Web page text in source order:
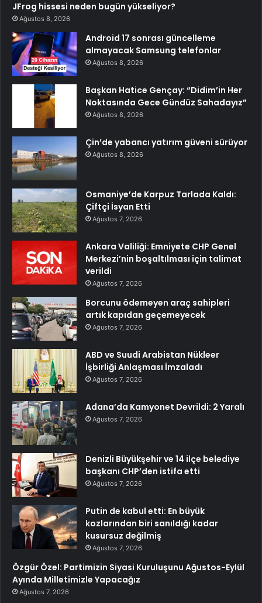
JFrog hissesi neden bugün yükseliyor?
Ağustos 8, 2026
Android 17 sonrası güncelleme
almayacak Samsung telefonlar
Ağustos 8, 2026
Başkan Hatice Gençay: “Didim’in Her
Noktasında Gece Gündüz Sahadayız”
Ağustos 8, 2026
Çin’de yabancı yatırım güveni sürüyor
Ağustos 8, 2026
Osmaniye’de Karpuz Tarlada Kaldı:
Çiftçi İsyan Etti
Ağustos 7, 2026
Ankara Valiliği: Emniyete CHP Genel
Merkezi’nin boşaltılması için talimat
verildi
Ağustos 7, 2026
Borcunu ödemeyen araç sahipleri
artık kapıdan geçemeyecek
Ağustos 7, 2026
ABD ve Suudi Arabistan Nükleer
İşbirliği Anlaşması İmzaladı
Ağustos 7, 2026
Adana’da Kamyonet Devrildi: 2 Yaralı
Ağustos 7, 2026
Denizli Büyükşehir ve 14 ilçe belediye
başkanı CHP’den istifa etti
Ağustos 7, 2026
Putin de kabul etti: En büyük
kozlarından biri sanıldığı kadar
kusursuz değilmiş
Ağustos 7, 2026
Özgür Özel: Partimizin Siyasi Kuruluşunu Ağustos-Eylül
Ayında Milletimizle Yapacağız
Ağustos 7, 2026